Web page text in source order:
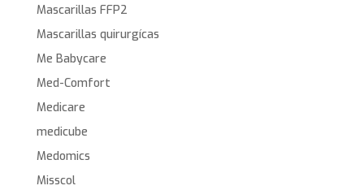
Mascarillas FFP2
Mascarillas quirurgícas
Me Babycare
Med-Comfort
Medicare
medicube
Medomics
Misscol